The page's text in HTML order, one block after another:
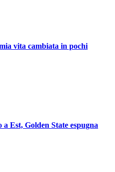
vita cambiata in pochi
Est, Golden State espugna